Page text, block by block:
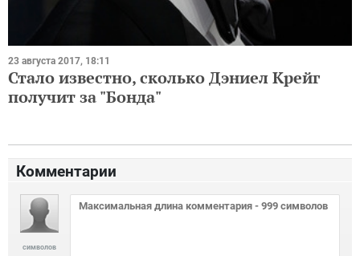
23 августа 2017, 18:11
Стало известно, сколько Дэниел Крейг
получит за "Бонда"
Комментарии
символов